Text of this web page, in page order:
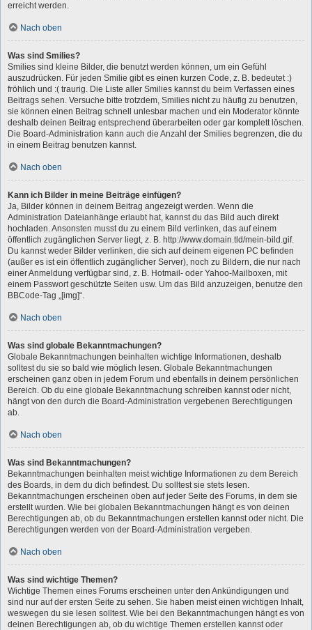
erreicht werden.
Nach oben
Was sind Smilies?
Smilies sind kleine Bilder, die benutzt werden können, um ein Gefühl
auszudrücken. Für jeden Smilie gibt es einen kurzen Code, z. B. bedeutet :)
fröhlich und :( traurig. Die Liste aller Smilies kannst du beim Verfassen eines
Beitrags sehen. Versuche bitte trotzdem, Smilies nicht zu häufig zu benutzen,
sie können einen Beitrag schnell unlesbar machen und ein Moderator könnte
deshalb deinen Beitrag entsprechend überarbeiten oder gar komplett löschen.
Die Board-Administration kann auch die Anzahl der Smilies begrenzen, die du
in einem Beitrag benutzen kannst.
Nach oben
Kann ich Bilder in meine Beiträge einfügen?
Ja, Bilder können in deinem Beitrag angezeigt werden. Wenn die
Administration Dateianhänge erlaubt hat, kannst du das Bild auch direkt
hochladen. Ansonsten musst du zu einem Bild verlinken, das auf einem
öffentlich zugänglichen Server liegt, z. B. http://www.domain.tld/mein-bild.gif.
Du kannst weder Bilder verlinken, die sich auf deinem eigenen PC befinden
(außer es ist ein öffentlich zugänglicher Server), noch zu Bildern, die nur nach
einer Anmeldung verfügbar sind, z. B. Hotmail- oder Yahoo-Mailboxen, mit
einem Passwort geschützte Seiten usw. Um das Bild anzuzeigen, benutze den
BBCode-Tag „[img]“.
Nach oben
Was sind globale Bekanntmachungen?
Globale Bekanntmachungen beinhalten wichtige Informationen, deshalb
solltest du sie so bald wie möglich lesen. Globale Bekanntmachungen
erscheinen ganz oben in jedem Forum und ebenfalls in deinem persönlichen
Bereich. Ob du eine globale Bekanntmachung schreiben kannst oder nicht,
hängt von den durch die Board-Administration vergebenen Berechtigungen
ab.
Nach oben
Was sind Bekanntmachungen?
Bekanntmachungen beinhalten meist wichtige Informationen zu dem Bereich
des Boards, in dem du dich befindest. Du solltest sie stets lesen.
Bekanntmachungen erscheinen oben auf jeder Seite des Forums, in dem sie
erstellt wurden. Wie bei globalen Bekanntmachungen hängt es von deinen
Berechtigungen ab, ob du Bekanntmachungen erstellen kannst oder nicht. Die
Berechtigungen werden von der Board-Administration vergeben.
Nach oben
Was sind wichtige Themen?
Wichtige Themen eines Forums erscheinen unter den Ankündigungen und
sind nur auf der ersten Seite zu sehen. Sie haben meist einen wichtigen Inhalt,
weswegen du sie lesen solltest. Wie bei den Bekanntmachungen hängt es von
deinen Berechtigungen ab, ob du wichtige Themen erstellen kannst oder